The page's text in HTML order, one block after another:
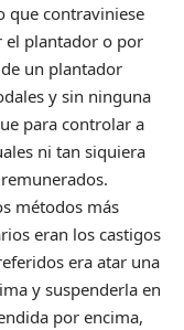
que contraviniese
el plantador o por
de un plantador
y sin ninguna
para controlar a
ni tan siquiera
métodos más
eran los castigos
era atar una
y suspenderla en
por encima,